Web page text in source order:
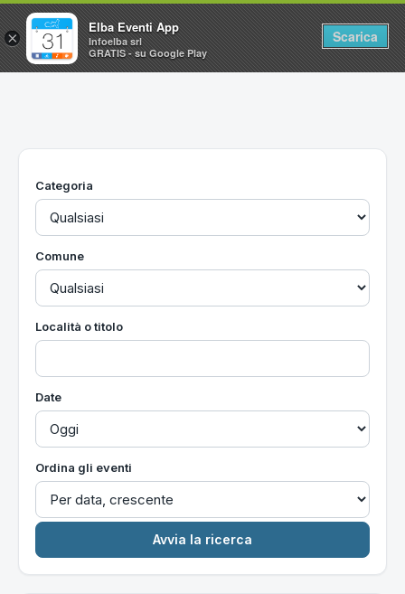
Home
Utilità
Categoria
Comune
Località o titolo
Date
Ordina gli eventi
×
Elba Eventi App
Infoelba srl
GRATIS - su Google Play
Scarica